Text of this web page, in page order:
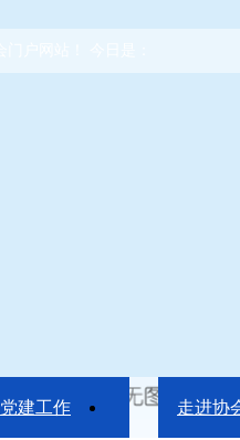
党建工作 走进协